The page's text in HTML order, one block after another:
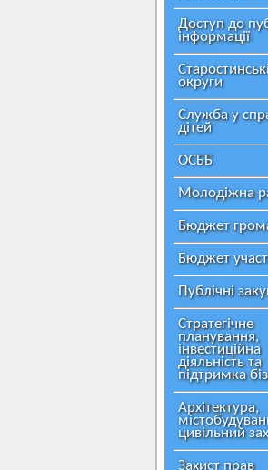
Доступ до
інформації
округи
Служба у
дітей
ОСББ
Молодіжна
Бюджет
Бюджет
Публічні
Стратегічне
планування,
інвестиційна
діяльність та
підтримка
Архітектура,
цивільний
Захист прав